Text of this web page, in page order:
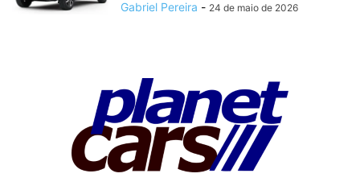
Gabriel Pereira - 24 de maio de 2026